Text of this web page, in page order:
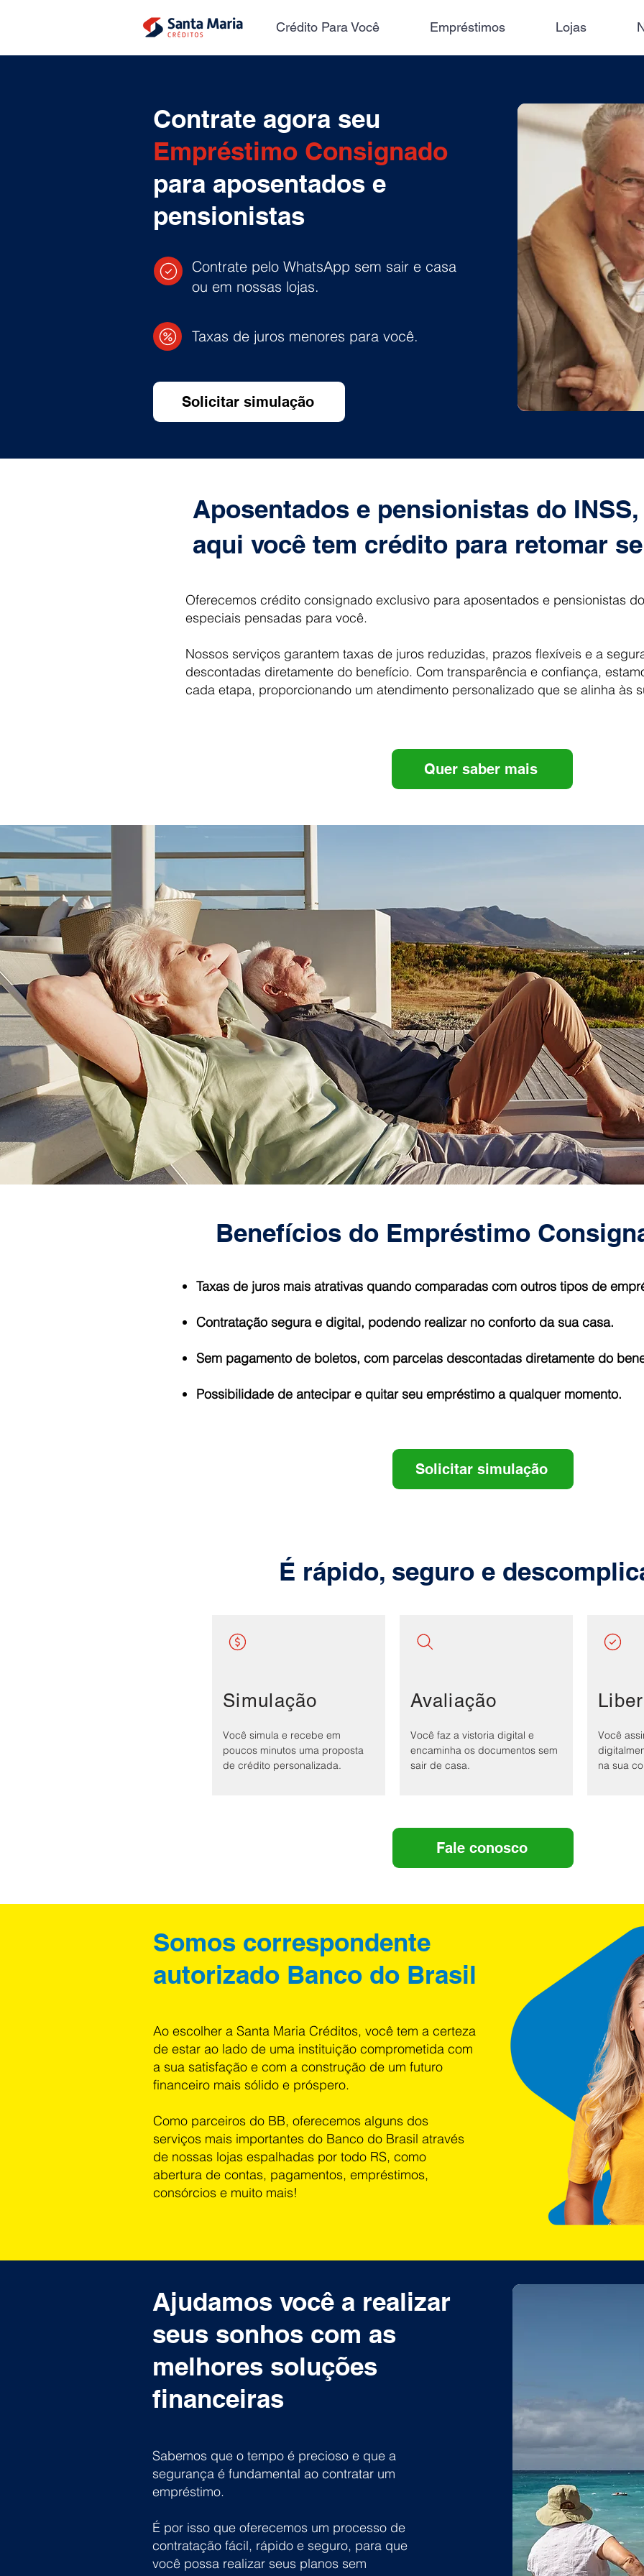
Crédito Para Você Empréstimos Lojas
Contrate agora seu
Empréstimo Consignado
para aposentados e
pensionistas
Contrate pelo WhatsApp sem sair e casa
ou em nossas lojas.
Taxas de juros menores para você.
Solicitar simulação
Aposentados e pensionistas do INSS,
aqui você tem crédito para retomar
Oferecemos crédito consignado exclusivo para aposentados e pensionistas
especiais pensadas para você.
Nossos serviços garantem taxas de juros reduzidas, prazos flexíveis e a
descontadas diretamente do benefício. Com transparência e confiança,
cada etapa, proporcionando um atendimento personalizado que se alinha às
Quer saber mais
Benefícios do Empréstimo
Taxas de juros mais atrativas quando comparadas com outros tipos de
Contratação segura e digital, podendo realizar no conforto da sua casa.
Sem pagamento de boletos, com parcelas descontadas diretamente do
Possibilidade de antecipar e quitar seu empréstimo a qualquer momento.
Solicitar simulação
É rápido, seguro e
Simulação
Você simula e recebe em
poucos minutos uma proposta
de crédito personalizada.
Avaliação
Você faz a vistoria digital e
encaminha os documentos sem
sair de casa.
Você
na sua
Fale conosco
Somos correspondente
autorizado Banco do Brasil
Ao escolher a Santa Maria Créditos, você tem a certeza
de estar ao lado de uma instituição comprometida com
a sua satisfação e com a construção de um futuro
financeiro mais sólido e próspero.
Como parceiros do BB, oferecemos alguns dos
serviços mais importantes do Banco do Brasil através
de nossas lojas espalhadas por todo RS, como
abertura de contas, pagamentos, empréstimos,
consórcios e muito mais!
Ajudamos você a realizar
seus sonhos com as
melhores soluções
financeiras
Sabemos que o tempo é precioso e que a
segurança é fundamental ao contratar um
empréstimo.
É por isso que oferecemos um processo de
contratação fácil, rápido e seguro, para que
você possa realizar seus planos sem